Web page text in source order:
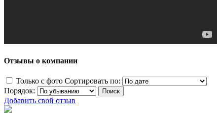
Отзывы о компании
Только с фото Сортировать по:
Порядок:
Добавить свой отзыв